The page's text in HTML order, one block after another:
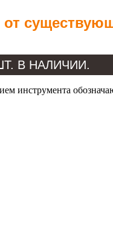
В НАЛИЧИИ.
инструмента